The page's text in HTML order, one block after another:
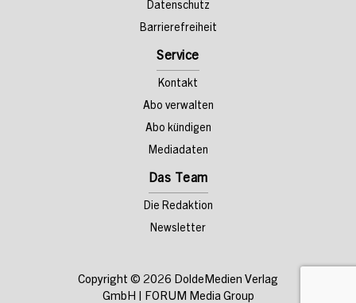
Datenschutz
Barrierefreiheit
Service
Kontakt
Abo verwalten
Abo kündigen
Mediadaten
Das Team
Die Redaktion
Newsletter
Copyright © 2026 DoldeMedien Verlag
GmbH
FORUM Media Group